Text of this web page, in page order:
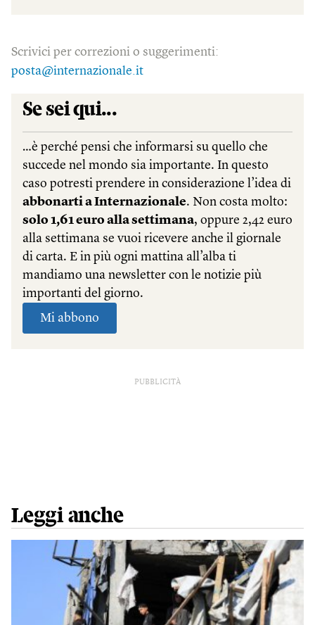
Scrivici per correzioni o suggerimenti:
posta@internazionale.it
PUBBLICITÀ
Leggi anche